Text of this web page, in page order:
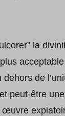
la
de
peut-être